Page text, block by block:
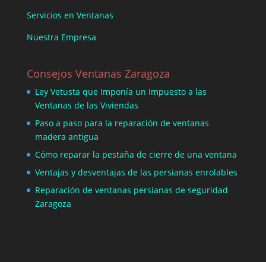
Servicios en Ventanas
Nuestra Empresa
Consejos Ventanas Zaragoza
Ley Vetusta que Imponía un Impuesto a las
Ventanas de las Viviendas
Paso a paso para la reparación de ventanas
madera antigua
Cómo reparar la pestaña de cierre de una ventana
Ventajas y desventajas de las persianas enrolables
Reparación de ventanas persianas de seguridad
Zaragoza